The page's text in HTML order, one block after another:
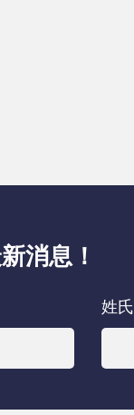
消息！
姓氏